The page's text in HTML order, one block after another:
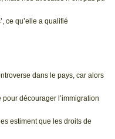
ce qu’elle a qualifié
dans le pays, car alors
décourager l’immigration
estiment que les droits de